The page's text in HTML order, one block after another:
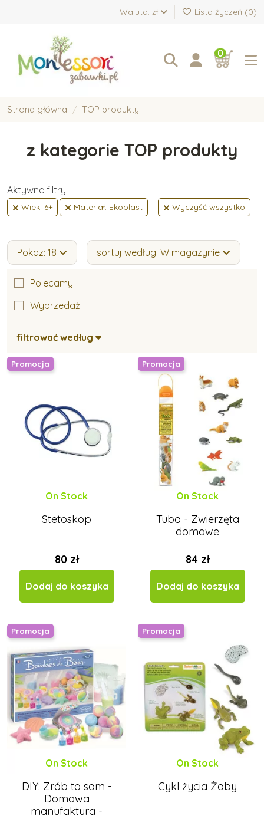
Waluta: zł Lista życzeń (0)
0
Strona główna TOP produkty
z kategorie TOP produkty
Aktywne filtry
Wiek: 6+ Materiał: Ekoplast Wyczyść wszystko
Pokaz: 18 sortuj według: W magazynie
filtrować według
Polecamy
Wyprzedaż
Promocja
On Stock
Stetoskop
80 zł
Dodaj do koszyka
Promocja
On Stock
Tuba - Zwierzęta
domowe
84 zł
Dodaj do koszyka
Promocja
On Stock
DIY: Zrób to sam -
Domowa
manufaktura -
Promocja
On Stock
Cykl życia Żaby